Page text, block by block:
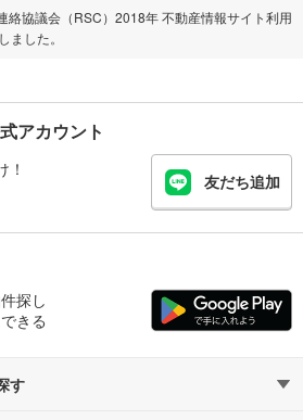
絡協議会（RSC）2018年 不動産情報サイト利用
した。
アカウント
！
友だち追加
探し
きる
す